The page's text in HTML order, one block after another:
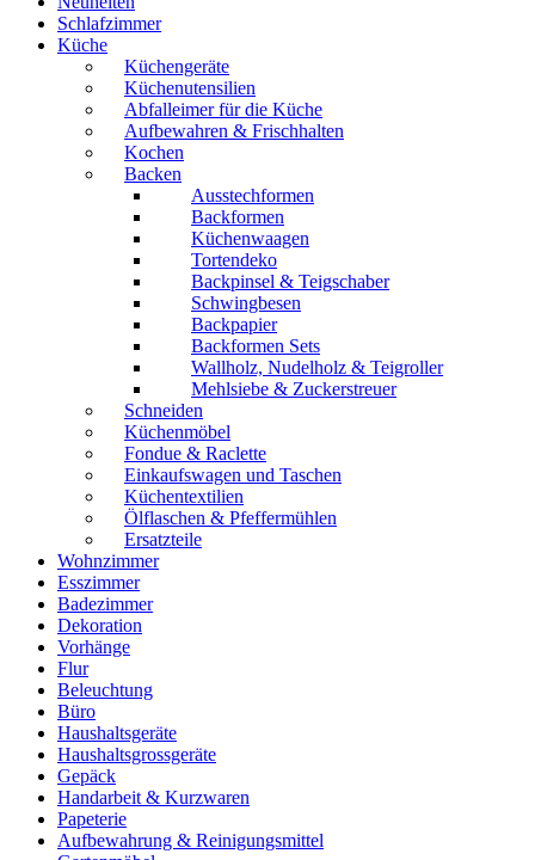
Schlafzimmer
Küche
Küchengeräte
Küchenutensilien
Abfalleimer für die Küche
Aufbewahren & Frischhalten
Kochen
Backen
Ausstechformen
Backformen
Küchenwaagen
Tortendeko
Backpinsel & Teigschaber
Schwingbesen
Backpapier
Backformen Sets
Wallholz, Nudelholz & Teigroller
Mehlsiebe & Zuckerstreuer
Schneiden
Küchenmöbel
Fondue & Raclette
Einkaufswagen und Taschen
Küchentextilien
Ölflaschen & Pfeffermühlen
Ersatzteile
Wohnzimmer
Esszimmer
Badezimmer
Dekoration
Vorhänge
Flur
Beleuchtung
Büro
Haushaltsgeräte
Haushaltsgrossgeräte
Gepäck
Handarbeit & Kurzwaren
Papeterie
Aufbewahrung & Reinigungsmittel